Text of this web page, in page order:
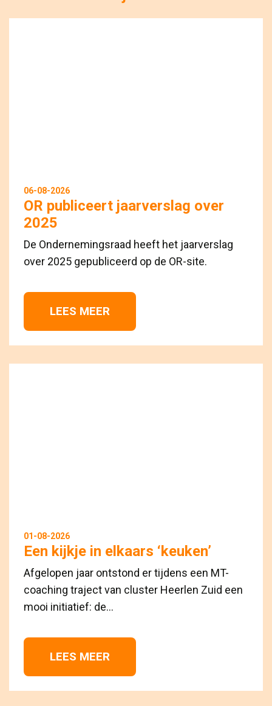
06-08-2026
OR publiceert jaarverslag over
2025
De Ondernemingsraad heeft het jaarverslag
over 2025 gepubliceerd op de OR-site.
LEES MEER
01-08-2026
Een kijkje in elkaars ‘keuken’
Afgelopen jaar ontstond er tijdens een MT-
coaching traject van cluster Heerlen Zuid een
mooi initiatief: de...
LEES MEER